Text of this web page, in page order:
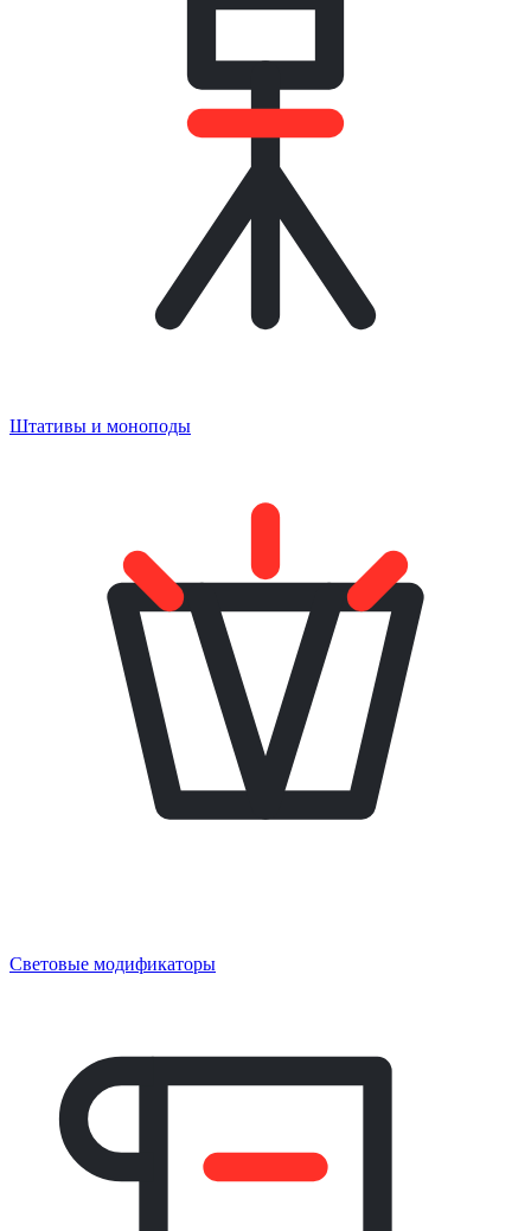
Штативы и моноподы
Световые модификаторы